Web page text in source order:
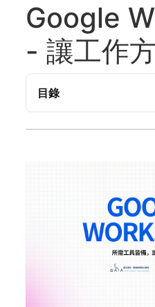
Google
- 讓工作
目錄